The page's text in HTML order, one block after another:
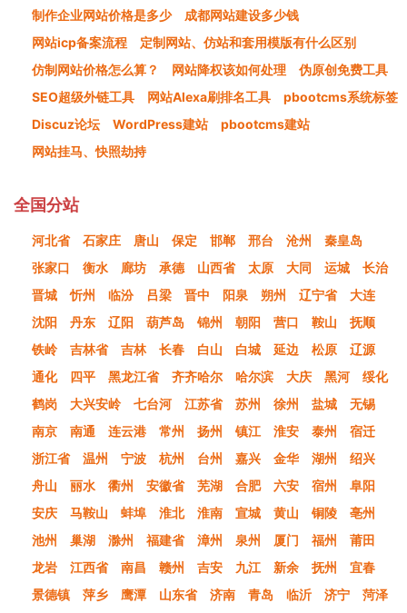
制作企业网站价格是多少
成都网站建设多少钱
网站icp备案流程
定制网站、仿站和套用模版有什么区别
仿制网站价格怎么算？
网站降权该如何处理
伪原创免费工具
SEO超级外链工具
网站Alexa刷排名工具
pbootcms系统标签
Discuz论坛
WordPress建站
pbootcms建站
网站挂马、快照劫持
全国分站
河北省 石家庄 唐山 保定 邯郸 邢台 沧州
秦皇岛
张家口
衡水 廊坊 承德 山西省 太原 大同 运城
长治
晋城
忻州 临汾 吕梁 晋中 阳泉 朔州 辽宁省
大连
沈阳
丹东 辽阳 葫芦岛 锦州 朝阳 营口 鞍山
抚顺
铁岭
吉林省 吉林 长春 白山 白城 延边 松原
辽源
通化
四平 黑龙江省 齐齐哈尔 哈尔滨 大庆 黑河
绥化
鹤岗
大兴安岭 七台河 江苏省 苏州 徐州 盐城
无锡
南京
南通 连云港 常州 扬州 镇江 淮安 泰州
宿迁
浙江省
温州 宁波 杭州 台州 嘉兴 金华 湖州
绍兴
舟山
丽水 衢州 安徽省 芜湖 合肥 六安 宿州
阜阳
安庆
马鞍山 蚌埠 淮北 淮南 宣城 黄山 铜陵
亳州
池州
巢湖 滁州 福建省 漳州 泉州 厦门 福州
莆田
龙岩
江西省 南昌 赣州 吉安 九江 新余 抚州
宜春
景德镇
萍乡 鹰潭 山东省 济南 青岛 临沂 济宁
菏泽